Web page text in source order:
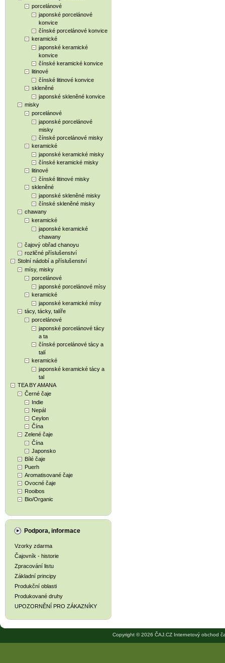
porcelánové
japonské porcelánové
konvice
čínské porcelánové konvice
keramické
japonské keramické
konvice
čínské keramické konvice
litinové
čínské litinové konvice
skleněné
japonské skleněné konvice
misky
porcelánové
japonské porcelánové
misky
čínské porcelánové misky
keramické
japonské keramické misky
čínské keramické misky
litinové
čínské litinové misky
skleněné
japonské skleněné misky
čínské skleněné misky
chawany
keramické
japonské keramické
chawany
čajový obřad chanoyu
rozličné příslušenství
Stolní nádobí a příslušenství
mísy, misky
porcelánové
japonské porcelánové mísy
keramické
japonské keramické mísy
tácy, tácky, talíře
porcelánové
japonské porcelánové tácy
a ta
čínské porcelánové tácy a
talí
keramické
japonské keramické tácy a
tal
TEA BY AMANA
Černé čaje
Indie
Nepál
Ceylon
Čína
Zelené čaje
Čína
Japonsko
Bílé čaje
Puerh
Aromatisované čaje
Ovocné čaje
Rooibos
Bio/Organic
Podpora, informace
Vzorky zdarma
Čajovník - historie
Zpracování listu
Základní principy
Produkční oblasti
Produkované druhy
UPOZORNĚNÍ PRO ZÁKAZNÍKY
Copyright © 2026 ČAJ.CZ Internetový obchod